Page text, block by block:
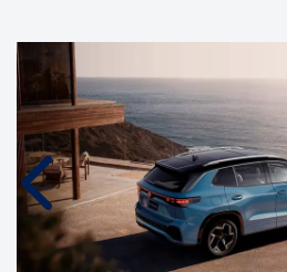
Anterior